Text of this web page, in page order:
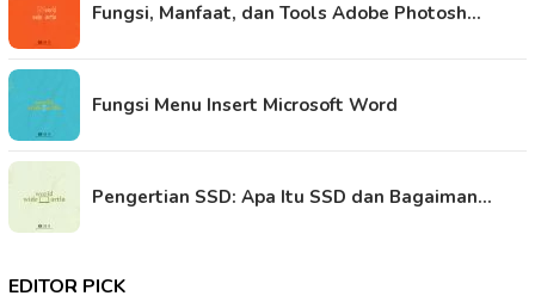
Fungsi, Manfaat, dan Tools Adobe Photosh…
Fungsi Menu Insert Microsoft Word
Pengertian SSD: Apa Itu SSD dan Bagaiman…
EDITOR PICK